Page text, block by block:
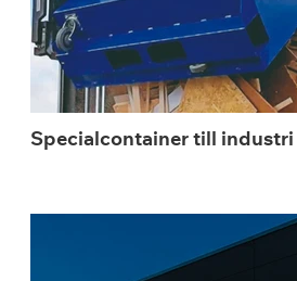
Specialcontainer till industri